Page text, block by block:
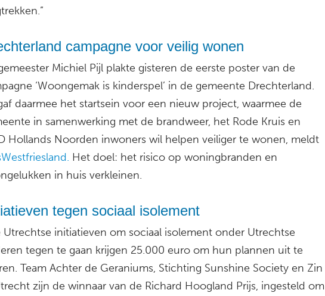
campagne voor veilig wonen
Michiel Pijl plakte gisteren de eerste poster van de
‘Woongemak is kinderspel’ in de gemeente Drechterland.
daarmee het startsein voor een nieuw project, waarmee de
in samenwerking met de brandweer, het Rode Kruis en
Hollands Noorden inwoners wil helpen veiliger te wonen, meldt
Het doel: het risico op woningbranden en
in huis verkleinen.
tegen sociaal isolement
Utrechtse initiatieven om sociaal isolement onder Utrechtse
tegen te gaan krijgen 25.000 euro om hun plannen uit te
Team Achter de Geraniums, Stichting Sunshine Society en Zin
zijn de winnaar van de Richard Hoogland Prijs, ingesteld om